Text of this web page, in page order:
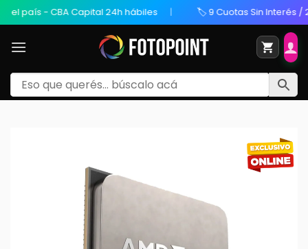
- CBA Capital 24h hábiles 🏷️ 9 Cuotas Sin Interés / 20%